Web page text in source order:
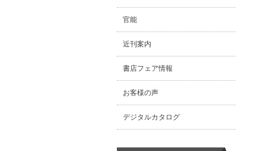
官能
近刊案内
書店フェア情報
お客様の声
デジタルカタログ